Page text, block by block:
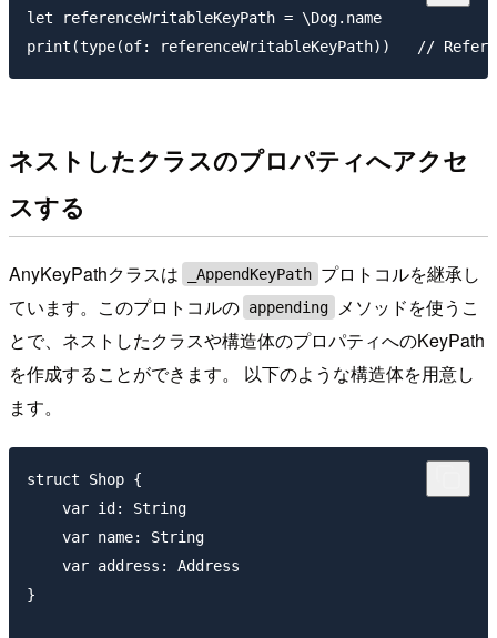
let referenceWritableKeyPath = \Dog.name
ネストしたクラスのプロパティへアクセ
スする
AnyKeyPathクラスは _AppendKeyPath プロトコルを継承し
ています。このプロトコルの appending
メソッドを使うこ
とで、ネストしたクラスや構造体のプロパティへのKeyPath
を作成することができます。 以下のような構造体を用意し
ます。
struct Shop {
    var id: String
    var name: String
    var address: Address
}